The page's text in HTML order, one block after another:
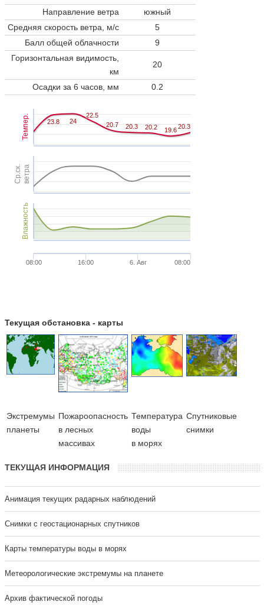
Направление ветра
южный
Средняя скорость ветра, м/с
5
Балл общей облачности
9
Горизонтальная видимость,
км
20
Осадки за 6 часов, мм 0.2
Темпер.
Ср.ск.ветра
Влажность
23.8
23.8 24
24
22.5
22.5
20.7
20.7 20.3
20.3 20.2
20.2 19.6
19.620.3
20.3
08:00 16:00 6. Авг 08:00
Текущая обстановка - карты
Экстремумы
планеты
Пожароопасность
в лесных
массивах
Температура
воды
в морях
Cпутниковые
снимки
ТЕКУЩАЯ ИНФОРМАЦИЯ
Анимация текущих радарных наблюдений
Cнимки с геостационарных спутников
Карты температуры воды в морях
Метеорологические экстремумы на планете
Архив фактической погоды